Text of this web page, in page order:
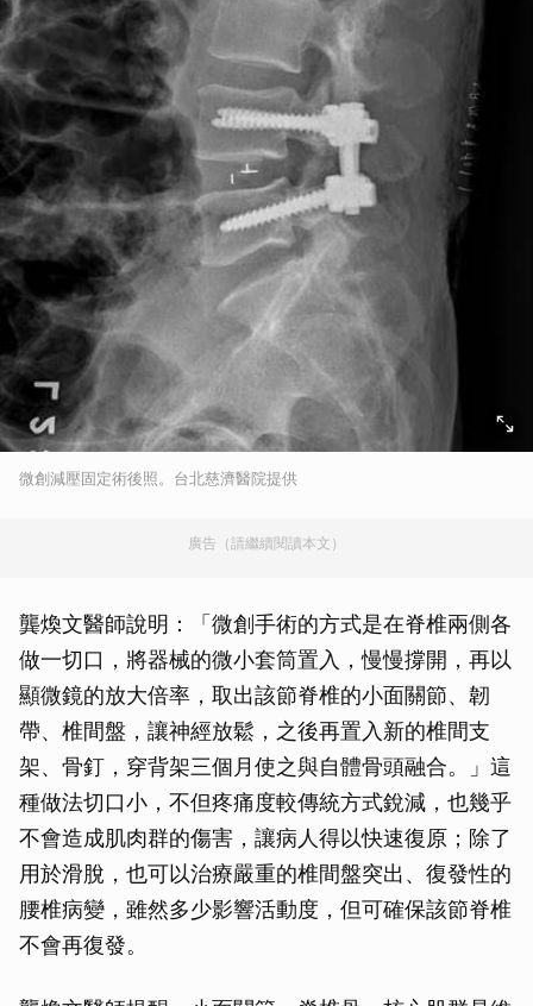
微創減壓固定術後照。台北慈濟醫院提供
廣告（請繼續閱讀本文）
龔煥文醫師說明：「微創手術的方式是在脊椎兩側各
做一切口，將器械的微小套筒置入，慢慢撐開，再以
顯微鏡的放大倍率，取出該節脊椎的小面關節、韌
帶、椎間盤，讓神經放鬆，之後再置入新的椎間支
架、骨釘，穿背架三個月使之與自體骨頭融合。」這
種做法切口小，不但疼痛度較傳統方式銳減，也幾乎
不會造成肌肉群的傷害，讓病人得以快速復原；除了
用於滑脫，也可以治療嚴重的椎間盤突出、復發性的
腰椎病變，雖然多少影響活動度，但可確保該節脊椎
不會再復發。